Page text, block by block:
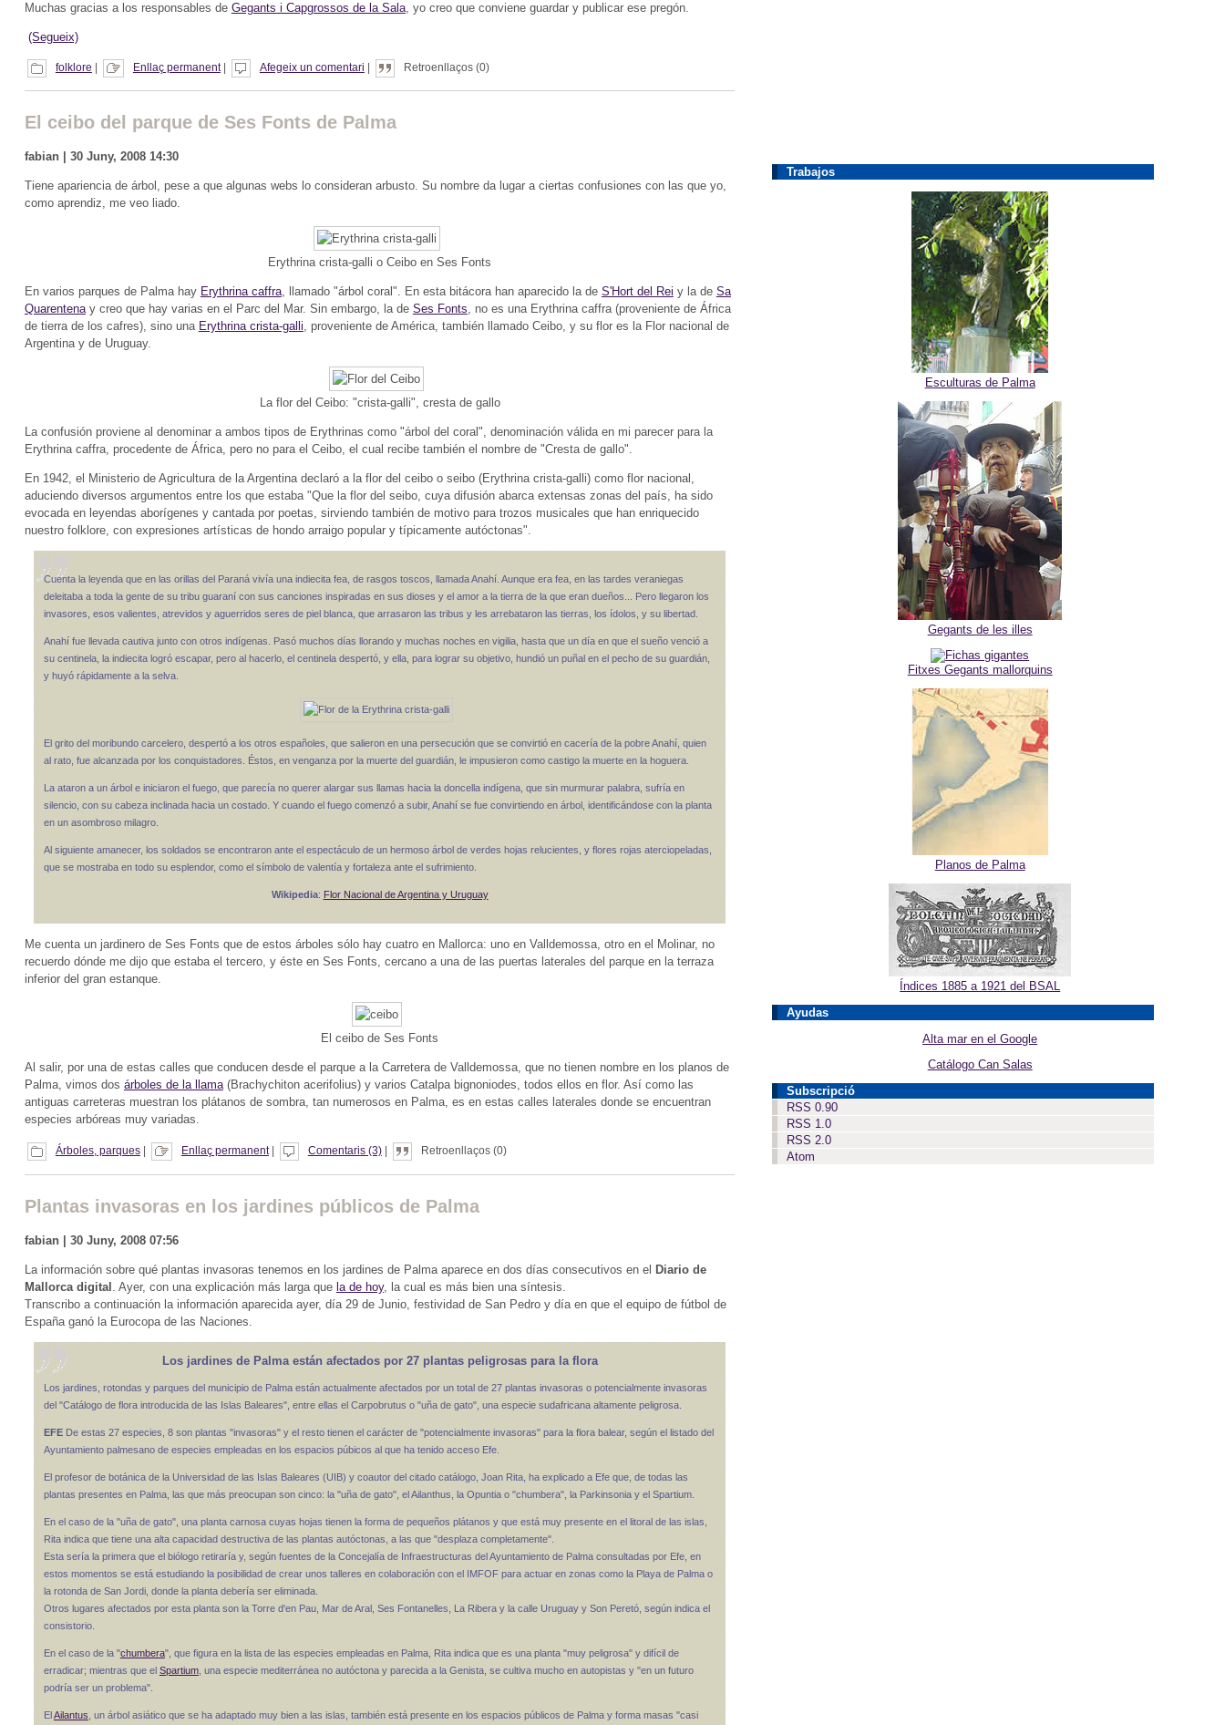
Muchas gracias a los responsables de Gegants i Capgrossos de la Sala, yo creo que conviene guardar y publicar ese pregón.
(Segueix)
folklore | Enllaç permanent| Afegeix un comentari | Retroenllaços (0)
El ceibo del parque de Ses Fonts de Palma
fabian | 30 Juny, 2008 14:30
Tiene apariencia de árbol, pese a que algunas webs lo consideran arbusto. Su nombre da lugar a ciertas confusiones con las que yo,
como aprendiz, me veo liado.
Erythrina crista-galli o Ceibo en Ses Fonts
En varios parques de Palma hay Erythrina caffra, llamado "árbol coral". En esta bitácora han aparecido la de S'Hort del Rei y la de Sa
Quarentenay creo que hay varias en el Parc del Mar. Sin embargo, la de Ses Fonts, no es una Erythrina caffra (proveniente de África
de tierra de los cafres), sino una Erythrina crista-galli, proveniente de América, también llamado Ceibo, y su flor es la Flor nacional de
Argentina y de Uruguay.
La flor del Ceibo: "crista-galli", cresta de gallo
La confusión proviene al denominar a ambos tipos de Erythrinas como "árbol del coral", denominación válida en mi parecer para la
Erythrina caffra, procedente de África, pero no para el Ceibo, el cual recibe también el nombre de "Cresta de gallo".
En 1942, el Ministerio de Agricultura de la Argentina declaró a la flor del ceibo o seibo (Erythrina crista-galli) como flor nacional,
aduciendo diversos argumentos entre los que estaba "Que la flor del seibo, cuya difusión abarca extensas zonas del país, ha sido
evocada en leyendas aborígenes y cantada por poetas, sirviendo también de motivo para trozos musicales que han enriquecido
nuestro folklore, con expresiones artísticas de hondo arraigo popular y típicamente autóctonas".
Cuenta la leyenda que en las orillas del Paraná vivía una indiecita fea, de rasgos toscos, llamada Anahí. Aunque era fea, en las tardes veraniegas
deleitaba a toda la gente de su tribu guaraní con sus canciones inspiradas en sus dioses y el amor a la tierra de la que eran dueños... Pero llegaron los
invasores, esos valientes, atrevidos y aguerridos seres de piel blanca, que arrasaron las tribus y les arrebataron las tierras, los ídolos, y su libertad.
Anahí fue llevada cautiva junto con otros indígenas. Pasó muchos días llorando y muchas noches en vigilia, hasta que un día en que el sueño venció a
su centinela, la indiecita logró escapar, pero al hacerlo, el centinela despertó, y ella, para lograr su objetivo, hundió un puñal en el pecho de su guardián,
y huyó rápidamente a la selva.
El grito del moribundo carcelero, despertó a los otros españoles, que salieron en una persecución que se convirtió en cacería de la pobre Anahí, quien
al rato, fue alcanzada por los conquistadores. Éstos, en venganza por la muerte del guardián, le impusieron como castigo la muerte en la hoguera.
La ataron a un árbol e iniciaron el fuego, que parecía no querer alargar sus llamas hacia la doncella indígena, que sin murmurar palabra, sufría en
silencio, con su cabeza inclinada hacia un costado. Y cuando el fuego comenzó a subir, Anahí se fue convirtiendo en árbol, identificándose con la planta
en un asombroso milagro.
Al siguiente amanecer, los soldados se encontraron ante el espectáculo de un hermoso árbol de verdes hojas relucientes, y flores rojas aterciopeladas,
que se mostraba en todo su esplendor, como el símbolo de valentía y fortaleza ante el sufrimiento.
Wikipedia: Flor Nacional de Argentina y Uruguay
Me cuenta un jardinero de Ses Fonts que de estos árboles sólo hay cuatro en Mallorca: uno en Valldemossa, otro en el Molinar, no
recuerdo dónde me dijo que estaba el tercero, y éste en Ses Fonts, cercano a una de las puertas laterales del parque en la terraza
inferior del gran estanque.
El ceibo de Ses Fonts
Al salir, por una de estas calles que conducen desde el parque a la Carretera de Valldemossa, que no tienen nombre en los planos de
Palma, vimos dos árboles de la llama(Brachychiton acerifolius) y varios Catalpa bignoniodes, todos ellos en flor. Así como las
antiguas carreteras muestran los plátanos de sombra, tan numerosos en Palma, es en estas calles laterales donde se encuentran
especies arbóreas muy variadas.
Árboles, parques| Enllaç permanent| Comentaris (3)| Retroenllaços (0)
Plantas invasoras en los jardines públicos de Palma
fabian | 30 Juny, 2008 07:56
La información sobre qué plantas invasoras tenemos en los jardines de Palma aparece en dos días consecutivos en el Diario de
Mallorca digital . Ayer, con una explicación más larga que la de hoy, la cual es más bien una síntesis.
Transcribo a continuación la información aparecida ayer, día 29 de Junio, festividad de San Pedro y día en que el equipo de fútbol de
España ganó la Eurocopa de las Naciones.
Los jardines de Palma están afectados por 27 plantas peligrosas para la flora
Los jardines, rotondas y parques del municipio de Palma están actualmente afectados por un total de 27 plantas invasoras o potencialmente invasoras
del "Catálogo de flora introducida de las Islas Baleares", entre ellas el Carpobrutus o "uña de gato", una especie sudafricana altamente peligrosa.
EFEDe estas 27 especies, 8 son plantas "invasoras" y el resto tienen el carácter de "potencialmente invasoras" para la flora balear, según el listado del
Ayuntamiento palmesano de especies empleadas en los espacios púbicos al que ha tenido acceso Efe.
El profesor de botánica de la Universidad de las Islas Baleares (UIB) y coautor del citado catálogo, Joan Rita, ha explicado a Efe que, de todas las
plantas presentes en Palma, las que más preocupan son cinco: la "uña de gato", el Ailanthus, la Opuntia o "chumbera", la Parkinsonia y el Spartium.
En el caso de la "uña de gato", una planta carnosa cuyas hojas tienen la forma de pequeños plátanos y que está muy presente en el litoral de las islas,
Rita indica que tiene una alta capacidad destructiva de las plantas autóctonas, a las que "desplaza completamente".
Esta sería la primera que el biólogo retiraría y, según fuentes de la Concejalía de Infraestructuras del Ayuntamiento de Palma consultadas por Efe, en
estos momentos se está estudiando la posibilidad de crear unos talleres en colaboración con el IMFOF para actuar en zonas como la Playa de Palma o
la rotonda de San Jordi, donde la planta debería ser eliminada.
Otros lugares afectados por esta planta son la Torre d'en Pau, Mar de Aral, Ses Fontanelles, La Ribera y la calle Uruguay y Son Peretó, según indica el
consistorio.
En el caso de la "chumbera", que figura en la lista de las especies empleadas en Palma, Rita indica que es una planta "muy peligrosa" y difícil de
erradicar; mientras que el Spartium, una especie mediterránea no autóctona y parecida a la Genista, se cultiva mucho en autopistas y "en un futuro
podría ser un problema".
ElAilantus , un árbol asiático que se ha adaptado muy bien a las islas, también está presente en los espacios públicos de Palma y forma masas "casi
Trabajos
Esculturas de Palma
Gegants de les illes
Fitxes Gegants mallorquins
Planos de Palma
Índices 1885 a 1921 del BSAL
Ayudas
Alta mar en el Google
Catálogo Can Salas
Subscripció
RSS 0.90
RSS 1.0
RSS 2.0
Atom